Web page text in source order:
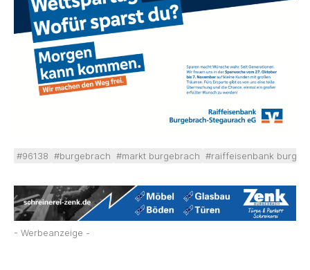
#96138 #burgebrach #markt burgebrach #raiffeisenbank
- Werbeanzeige -